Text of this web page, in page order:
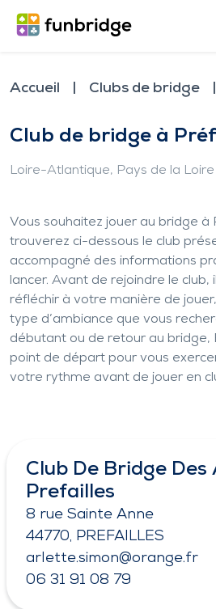
Accueil Clubs de bridge
Club de bridge à
Loire-Atlantique, Pays de la Loire
Vous souhaitez jouer au bridge à
trouverez ci-dessous le club
accompagné des informations
lancer. Avant de rejoindre le
réfléchir à votre manière de
type d’ambiance que vous
débutant ou de retour au bridge,
point de départ pour vous
votre rythme avant de jouer en
Club De Bridge Des
Prefailles
8 rue Sainte Anne
44770, PREFAILLES
arlette.simon@orange.fr
06 31 91 08 79